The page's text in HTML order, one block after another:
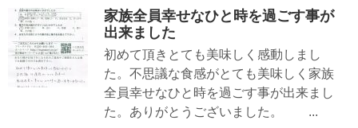
家族全員幸せなひと時を過ごす事が
出来ました
初めて頂きとても美味しく感動しまし
た。不思議な食感がとても美味しく家族
全員幸せなひと時を過ごす事が出来まし
た。ありがとうございました。 ...